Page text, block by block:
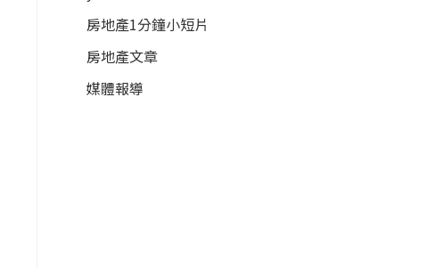
房地產1分鐘小短片
房地產文章
媒體報導